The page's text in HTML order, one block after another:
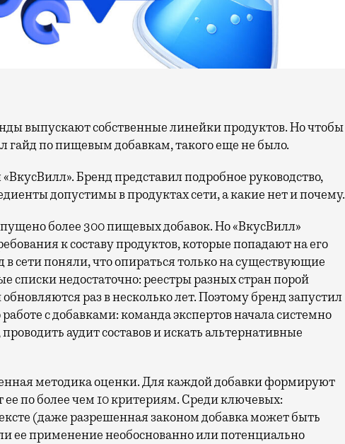
гайд по пищевым добавкам, такого еще не было.
Бренд представил подробное руководство,
допустимы в продуктах сети, а какие нет и почему.
более 300 пищевых добавок. Но «ВкусВилл»
к составу продуктов, которые попадают на его
в сети поняли, что опираться только на существующие
списки недостаточно: реестры разных стран порой
раз в несколько лет. Поэтому бренд запустил
с добавками: команда экспертов начала системно
аудит составов и искать альтернативные
методика оценки. Для каждой добавки формируют
ее по более чем 10 критериям. Среди ключевых:
(даже разрешенная законом добавка может быть
ее применение необоснованно или потенциально